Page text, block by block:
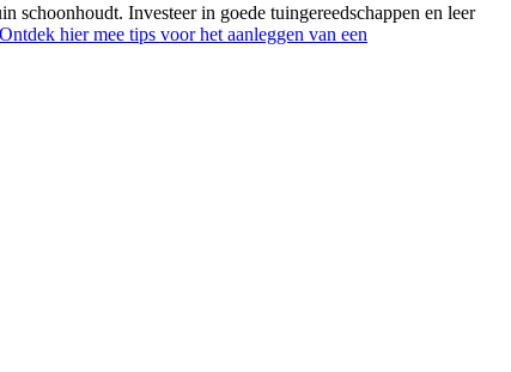
Investeer in goede tuingereedschappen en leer
Ontdek hier mee tips voor het aanleggen van een